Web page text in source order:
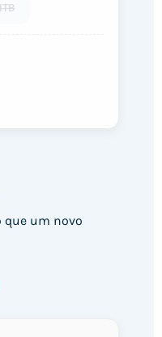
que um novo